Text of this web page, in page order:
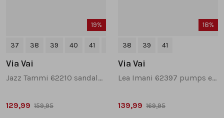
19%
37 38 39 40 41
Via Vai
Jazz Tammi 62210 sandalen cognac
129,99 159,95
18%
38 39 41
Via Vai
Lea Imani 62397 pumps en slingbacks cognac
139,99 169,95